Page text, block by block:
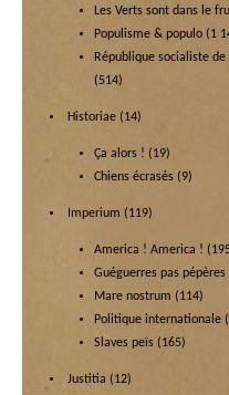
Les Verts sont dans le
Populisme & populo (1
République socialiste
(514)
Historiae (14)
Ça alors ! (19)
Chiens écrasés (9)
Imperium (119)
America ! America !
Guéguerres pas pépères
Mare nostrum (114)
Politique internationale
Slaves peïs (165)
Justitia (12)